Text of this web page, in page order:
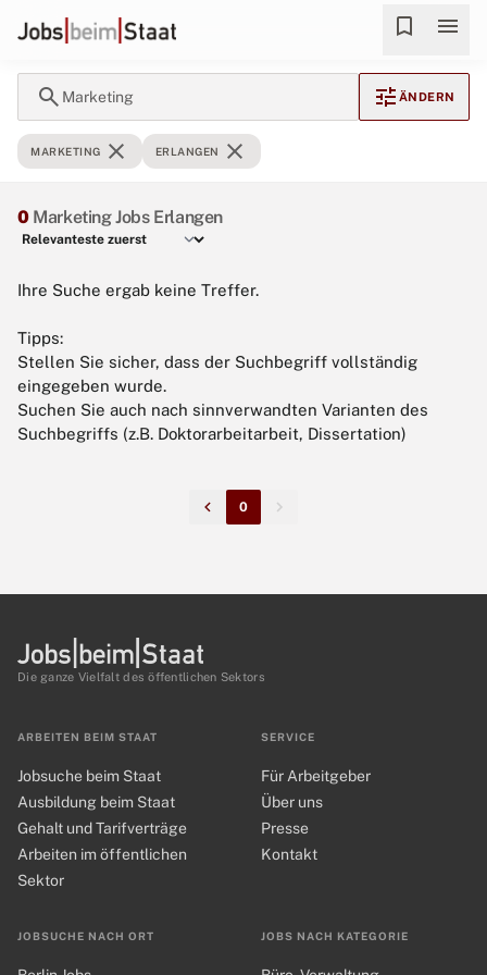
bookmark menu
search Marketing tune ÄNDERN
MARKETING close ERLANGEN close
0 Marketing Jobs Erlangen
Ihre Suche ergab keine Treffer.
Tipps:
Stellen Sie sicher, dass der Suchbegriff vollständig
eingegeben wurde.
Suchen Sie auch nach sinnverwandten Varianten des
Suchbegriffs (z.B. Doktorarbeitarbeit, Dissertation)
0
Die ganze Vielfalt des öffentlichen Sektors
ARBEITEN BEIM STAAT
Jobsuche beim Staat
Ausbildung beim Staat
Gehalt und Tarifverträge
Arbeiten im öffentlichen
Sektor
JOBSUCHE NACH ORT JOBS NACH KATEGORIE
SERVICE
Für Arbeitgeber
Über uns
Presse
Kontakt